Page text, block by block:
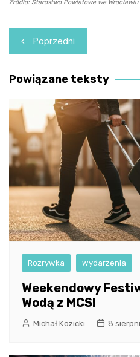
Źródło: Starostwo Powiatowe we Wrocławiu
Nawigacja
wpisu
Poprzedni
Powiązane teksty
Rozrywka wydarzenia
Weekendowy
Wodą z MCS!
Michał Kozicki 8